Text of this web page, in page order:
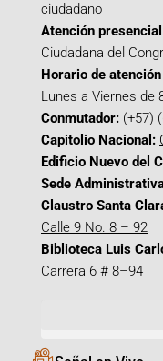
ciudadano
Atención presencial
Ciudadana del
Horario de
Lunes a Viernes de
Conmutador: (+57)
Capitolio Nacional:
Edificio Nuevo del
Sede
Claustro Santa
Calle 9 No. 8 – 92
Biblioteca Luis
Carrera 6 # 8–94